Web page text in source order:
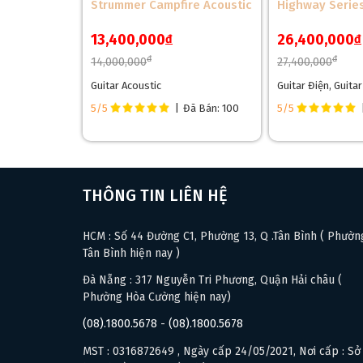
Strummer Campfire Acoustic
13,400,000đ
14,000,000đ
Guitar Acoustic
5/5
Đã Bán: 100
Highway
26,400,000đ
27,400,000đ
Guitar Điện,
5/5
THÔNG TIN LIÊN HỆ
HCM : Số 44 Đường C1, Phường 13, Q .Tân Bình (
Tân Bình hiện nay )
Đà Nẵng : 317 Nguyễn Tri Phương, Quận Hải châu (
Phường Hòa Cường hiện nay)
(08).1800.5678 - (08).1800.5678
MST : 0316872649 , Ngày cấp 24/05/2021, Nơi cấp :